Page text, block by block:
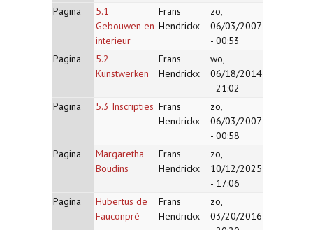
Pagina
5.1
Gebouwen en
interieur
Frans
Hendrickx
zo,
06/03/2007
- 00:53
Pagina
5.2
Kunstwerken
Frans
Hendrickx
wo,
06/18/2014
- 21:02
Pagina
5.3 Inscripties Frans
Hendrickx
zo,
06/03/2007
- 00:58
Pagina
Margaretha
Boudins
Frans
Hendrickx
zo,
10/12/2025
- 17:06
Pagina
Hubertus de
Fauconpré
Frans
Hendrickx
zo,
03/20/2016